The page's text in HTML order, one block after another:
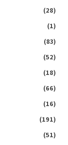
(28)
(1)
(83)
(52)
(18)
(66)
(16)
(191)
(51)